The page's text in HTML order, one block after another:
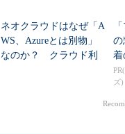
ネオクラウドはなぜ「A
WS、Azureとは別物」
なのか？ クラウド利
着
ズ)